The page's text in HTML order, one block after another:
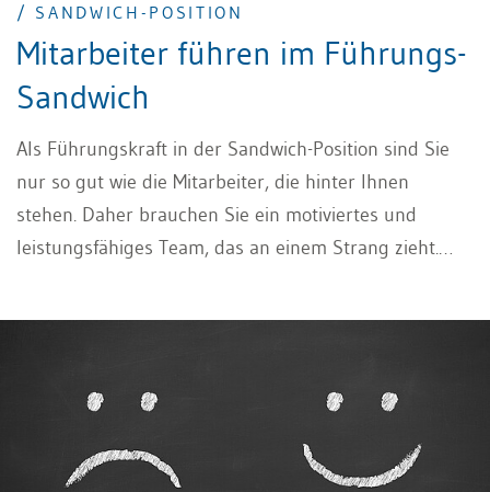
/ SANDWICH-POSITION
Mitarbeiter führen im Führungs-
Sandwich
Als Führungskraft in der Sandwich-Position sind Sie
nur so gut wie die Mitarbeiter, die hinter Ihnen
stehen. Daher brauchen Sie ein motiviertes und
leistungsfähiges Team, das an einem Strang zieht.
Herausforderung, da Sie hier Fingerspitzengefühl in
der Kommunikation und trotzdem
Durchsetzungsvermögen zeigen müssen.